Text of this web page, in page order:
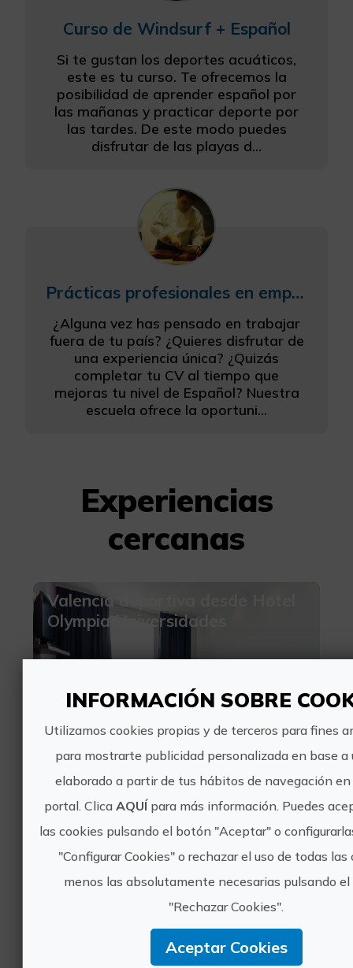
Curso de Windsurf + Español
Si te gustan los deportes acuáticos,
este es tu curso. Te ofrecemos la
posibilidad de aprender español por
las mañanas y practicar deporte por
las tardes. De este modo puedes
disfrutar de las playas d...
Prácticas profesionales en empresas + Español
¿Alguna vez has pensado en trabajar
fuera de tu país? ¿Quieres disfrutar de
una experiencia única? ¿Quizás
completar tu CV al tiempo que
mejoras tu nivel de Español? Nuestra
escuela ofrece la oportuni...
Experiencias
cercanas
Valencia deportiva desde Hotel
Olympia Universidades
99€
València, VALÈNCIA
1 valoraciones
De Tapas con Mi Perro
INFORMACIÓN SOBRE
Utilizamos cookies propias y de terceros para fines
para mostrarte publicidad personalizada en base a
elaborado a partir de tus hábitos de navegación
portal. Clica AQUÍpara más información. Puedes
las cookies pulsando el botón "Aceptar" o
"Configurar Cookies" o rechazar el uso de todas las
menos las absolutamente necesarias pulsando
"Rechazar Cookies".
Aceptar Cookies